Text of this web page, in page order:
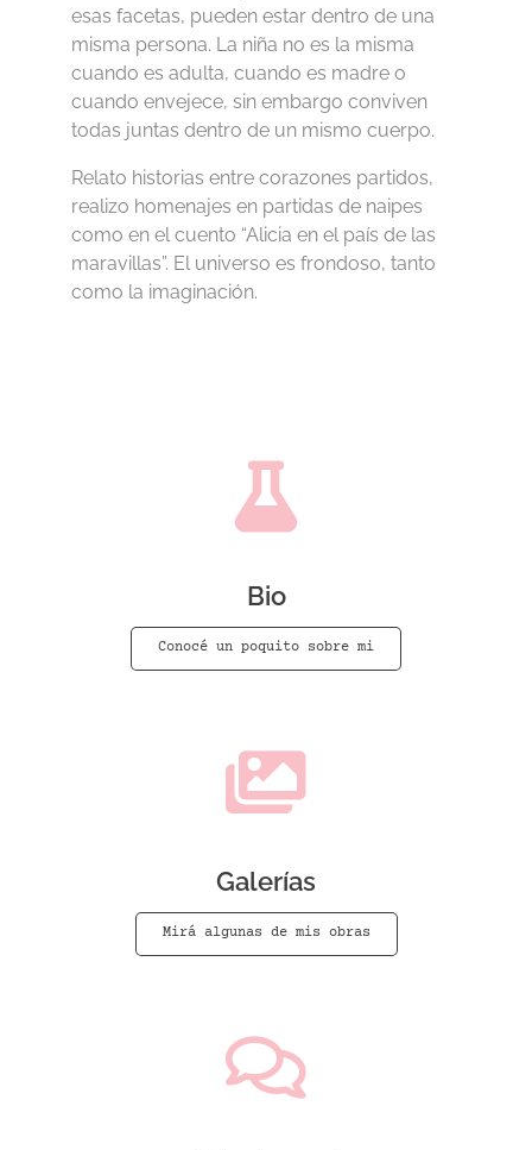
esas facetas, pueden estar dentro de una
misma persona. La niña no es la misma
cuando es adulta, cuando es madre o
cuando envejece, sin embargo conviven
todas juntas dentro de un mismo cuerpo.
Relato historias entre corazones partidos,
realizo homenajes en partidas de naipes
como en el cuento “Alicia en el país de las
maravillas”. El universo es frondoso, tanto
como la imaginación.
Bio
Conocé un poquito sobre mi
Galerías
Mirá algunas de mis obras